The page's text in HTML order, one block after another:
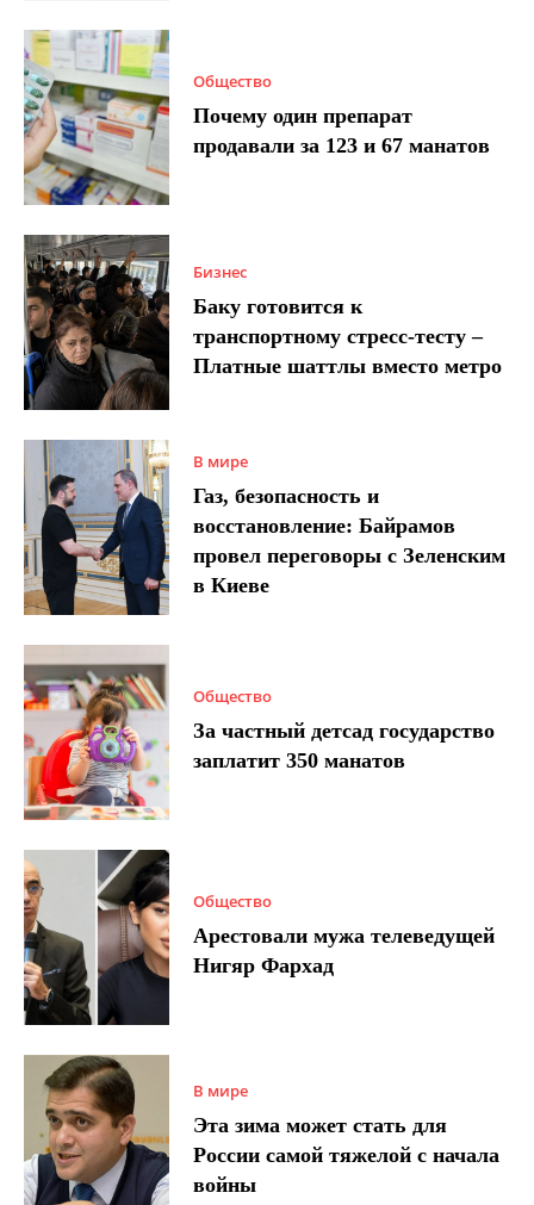
Общество
Почему один препарат
продавали за 123 и 67 манатов
Бизнес
Баку готовится к
транспортному стресс-тесту –
Платные шаттлы вместо метро
В мире
Газ, безопасность и
восстановление: Байрамов
провел переговоры с Зеленским
в Киеве
Общество
За частный детсад государство
заплатит 350 манатов
Общество
Арестовали мужа телеведущей
Нигяр Фархад
В мире
Эта зима может стать для
России самой тяжелой с начала
войны